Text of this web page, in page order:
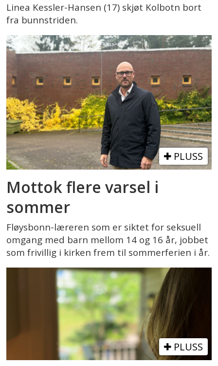
Linea Kessler-Hansen (17) skjøt Kolbotn bort
fra bunnstriden.
PLUSS
Mottok flere varsel i
sommer
Fløysbonn-læreren som er siktet for seksuell
omgang med barn mellom 14 og 16 år, jobbet
som frivillig i kirken frem til sommerferien i år.
PLUSS